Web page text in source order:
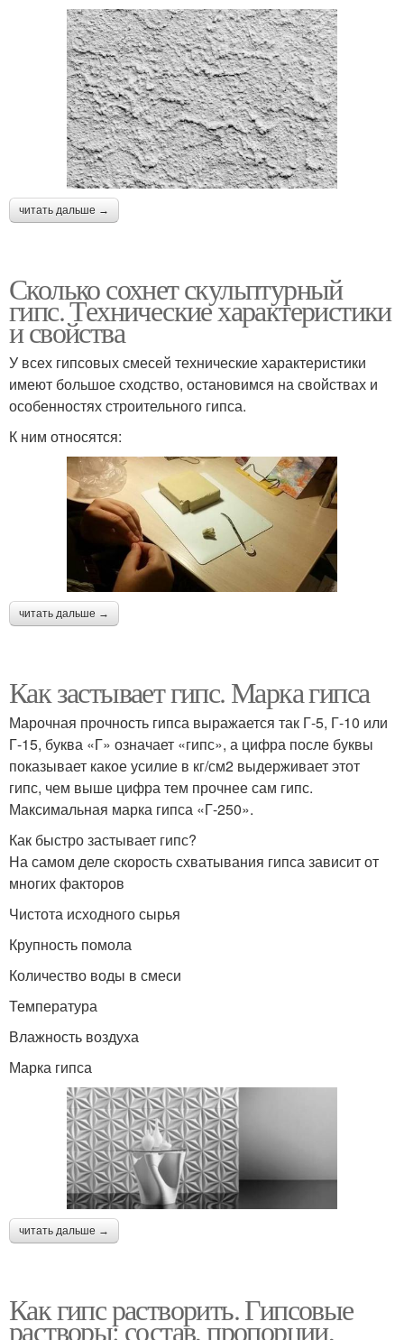
читать дальше →
Сколько сохнет скульптурный
гипс. Технические характеристики
и свойства
У всех гипсовых смесей технические характеристики
имеют большое сходство, остановимся на свойствах и
особенностях строительного гипса.
К ним относятся:
читать дальше →
Как застывает гипс. Марка гипса
Марочная прочность гипса выражается так Г-5, Г-10 или
Г-15, буква «Г» означает «гипс», а цифра после буквы
показывает какое усилие в кг/см2 выдерживает этот
гипс, чем выше цифра тем прочнее сам гипс.
Максимальная марка гипса «Г-250».
Как быстро застывает гипс?
На самом деле скорость схватывания гипса зависит от
многих факторов
Чистота исходного сырья
Крупность помола
Количество воды в смеси
Температура
Влажность воздуха
Марка гипса
читать дальше →
Как гипс растворить. Гипсовые
растворы: состав, пропорции,